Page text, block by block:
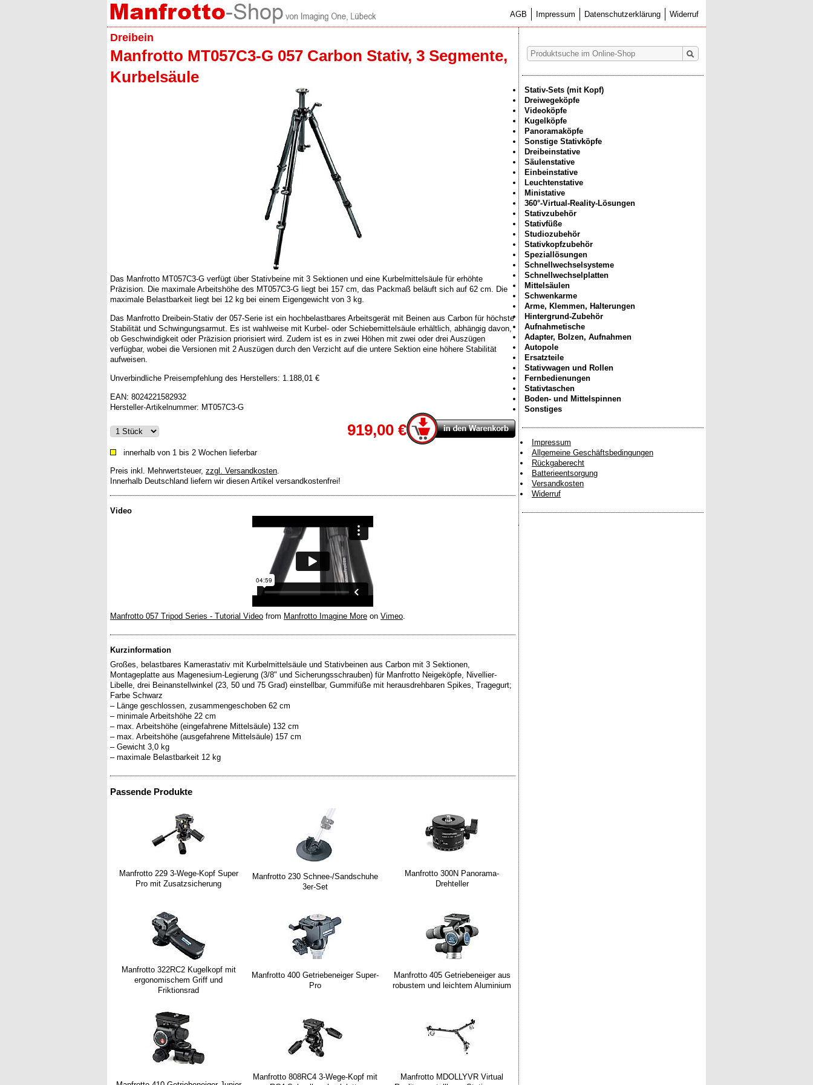
AGB Impressum Datenschutzerklärung Widerruf
Dreibein
Manfrotto MT057C3-G 057 Carbon Stativ, 3 Segmente,
Kurbelsäule
Das Manfrotto MT057C3-G verfügt über Stativbeine mit 3 Sektionen und eine Kurbelmittelsäule für erhöhte
Präzision. Die maximale Arbeitshöhe des MT057C3-G liegt bei 157 cm, das Packmaß beläuft sich auf 62 cm. Die
maximale Belastbarkeit liegt bei 12 kg bei einem Eigengewicht von 3 kg.
Das Manfrotto Dreibein-Stativ der 057-Serie ist ein hochbelastbares Arbeitsgerät mit Beinen aus Carbon für höchste
Stabilität und Schwingungsarmut. Es ist wahlweise mit Kurbel- oder Schiebemittelsäule erhältlich, abhängig davon,
ob Geschwindigkeit oder Präzision priorisiert wird. Zudem ist es in zwei Höhen mit zwei oder drei Auszügen
verfügbar, wobei die Versionen mit 2 Auszügen durch den Verzicht auf die untere Sektion eine höhere Stabilität
aufweisen.
Unverbindliche Preisempfehlung des Herstellers: 1.188,01 €
EAN: 8024221582932
Hersteller-Artikelnummer: MT057C3-G
919,00 €
innerhalb von 1 bis 2 Wochen lieferbar
Preis inkl. Mehrwertsteuer, zzgl. Versandkosten
Innerhalb Deutschland liefern wir diesen Artikel versandkostenfrei!
Video
Manfrotto 057 Tripod Series - Tutorial Video from Manfrotto Imagine More on Vimeo
Kurzinformation
Großes, belastbares Kamerastativ mit Kurbelmittelsäule und Stativbeinen aus Carbon mit 3 Sektionen,
Montageplatte aus Magenesium-Legierung (3/8" und Sicherungsschrauben) für Manfrotto Neigeköpfe, Nivellier-
Libelle, drei Beinanstellwinkel (23, 50 und 75 Grad) einstellbar, Gummifüße mit herausdrehbaren Spikes, Tragegurt;
Farbe Schwarz
– Länge geschlossen, zusammengeschoben 62 cm
– minimale Arbeitshöhe 22 cm
– max. Arbeitshöhe (eingefahrene Mittelsäule) 132 cm
– max. Arbeitshöhe (ausgefahrene Mittelsäule) 157 cm
– Gewicht 3,0 kg
Passende Produkte
Manfrotto 229 3-Wege-Kopf Super
Pro mit Zusatzsicherung
Manfrotto 230 Schnee-/Sandschuhe
3er-Set
Manfrotto 300N Panorama-
Drehteller
Manfrotto 322RC2 Kugelkopf mit
ergonomischem Griff und
Friktionsrad
Manfrotto 400 Getriebeneiger Super-
Pro
Manfrotto 405 Getriebeneiger aus
robustem und leichtem Aluminium
Manfrotto 808RC4 3-Wege-Kopf mit
Manfrotto MDOLLYVR Virtual
Stativ-Sets (mit Kopf)
Dreiwegeköpfe
Videoköpfe
Kugelköpfe
Panoramaköpfe
Sonstige Stativköpfe
Dreibeinstative
Säulenstative
Einbeinstative
Leuchtenstative
Ministative
360°-Virtual-Reality-Lösungen
Stativzubehör
Stativfüße
Studiozubehör
Stativkopfzubehör
Speziallösungen
Schnellwechselsysteme
Schnellwechselplatten
Mittelsäulen
Schwenkarme
Arme, Klemmen, Halterungen
Hintergrund-Zubehör
Aufnahmetische
Adapter, Bolzen, Aufnahmen
Autopole
Ersatzteile
Stativwagen und Rollen
Fernbedienungen
Stativtaschen
Boden- und Mittelspinnen
Sonstiges
Impressum
Allgemeine Geschäftsbedingungen
Rückgaberecht
Batterieentsorgung
Versandkosten
Widerruf